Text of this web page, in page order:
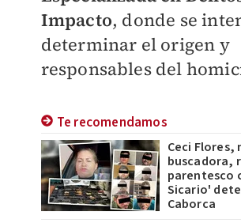
Impacto, donde se
determinar el origen y
responsables del
Te recomendamos
Ceci Flores,
buscadora,
parentesco
Sicario'
Caborca